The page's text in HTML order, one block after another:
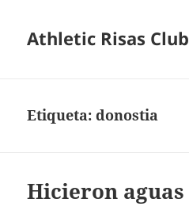
Athletic Risas Club
Etiqueta:donostia
Hicieron aguas